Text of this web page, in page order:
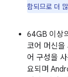
함되므로 더
64GB 이상
코어 머신을
어 구성을
요되며